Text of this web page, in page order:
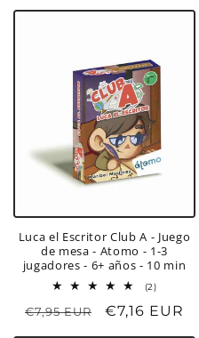
Luca el Escritor Club A - Juego
de mesa - Atomo - 1-3
jugadores - 6+ años - 10 min
(2)2
totales
Precio
€7,95 EUR
Precio
€7,16 EUR